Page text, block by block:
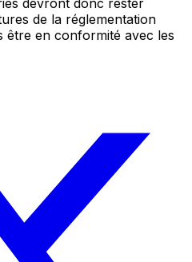
devront donc rester
de la réglementation
en conformité avec les